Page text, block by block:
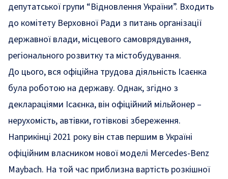
депутатської групи “Відновлення України”. Входить
до комітету Верховної Ради з питань організації
державної влади, місцевого самоврядування,
регіонального розвитку та містобудування.
До цього, вся офіційна трудова діяльність Ісаєнка
була роботою на державу. Однак, згідно з
деклараціями Ісаєнка, він офіційний мільйонер –
нерухомість, автівки, готівкові збереження.
Наприкінці 2021 року він став першим в Україні
офіційним власником нової моделі Mercedes-Benz
Maybach. На той час приблизна вартість розкішної